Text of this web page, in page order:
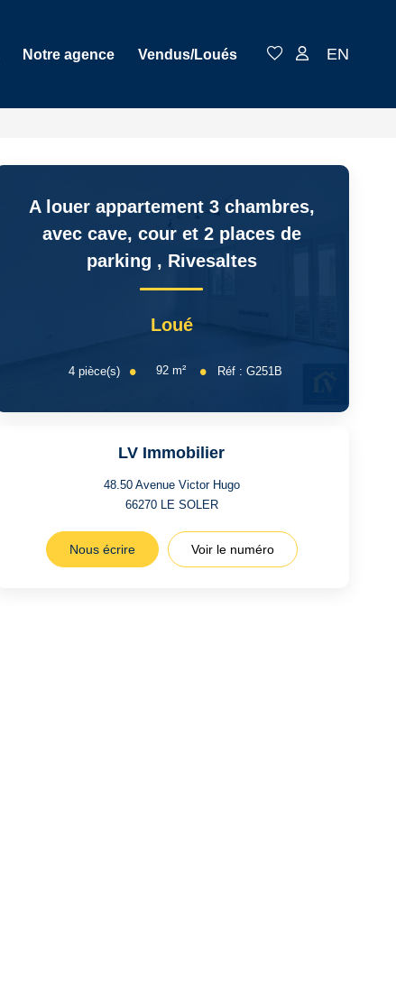
Notre agence Vendus/Loués EN
A louer appartement 3 chambres,
avec cave, cour et 2 places de
parking , Rivesaltes
Loué
4 pièce(s) 92 m² Réf : G251B
LV Immobilier
48.50 Avenue Victor Hugo
66270 LE SOLER
Nous écrire Voir le numéro